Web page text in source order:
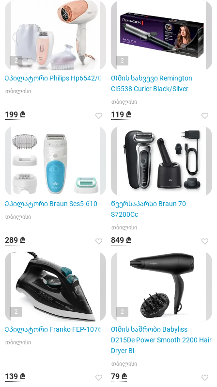
2
Ეპილატორი Philips Hp6542/00
თბილისი
199 ₾
2
Თმის სახვევი Remington
Ci5538 Curler Black/Silver
თბილისი
119 ₾
Ეპილატორი Braun Ses5-610
თბილისი
289 ₾
Წვერსაპარსი Braun 70-
S7200Cc
თბილისი
849 ₾
2
Ეპილატორი Franko FEP-1076
თბილისი
139 ₾
2
Თმის საშრობი Babyliss
D215De Power Smooth 2200 Hair
Dryer Bl
თბილისი
79 ₾